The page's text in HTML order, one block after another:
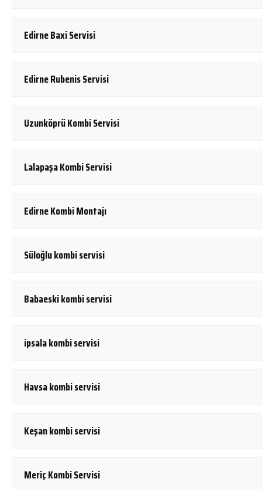
Edirne Baxi Servisi
Edirne Rubenis Servisi
Uzunköprü Kombi Servisi
Lalapaşa Kombi Servisi
Edirne Kombi Montajı
Süloğlu kombi servisi
Babaeski kombi servisi
ipsala kombi servisi
Havsa kombi servisi
Keşan kombi servisi
Meriç Kombi Servisi